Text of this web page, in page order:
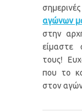
αγώνων
στην
είμαστε
τους!
που το
στον